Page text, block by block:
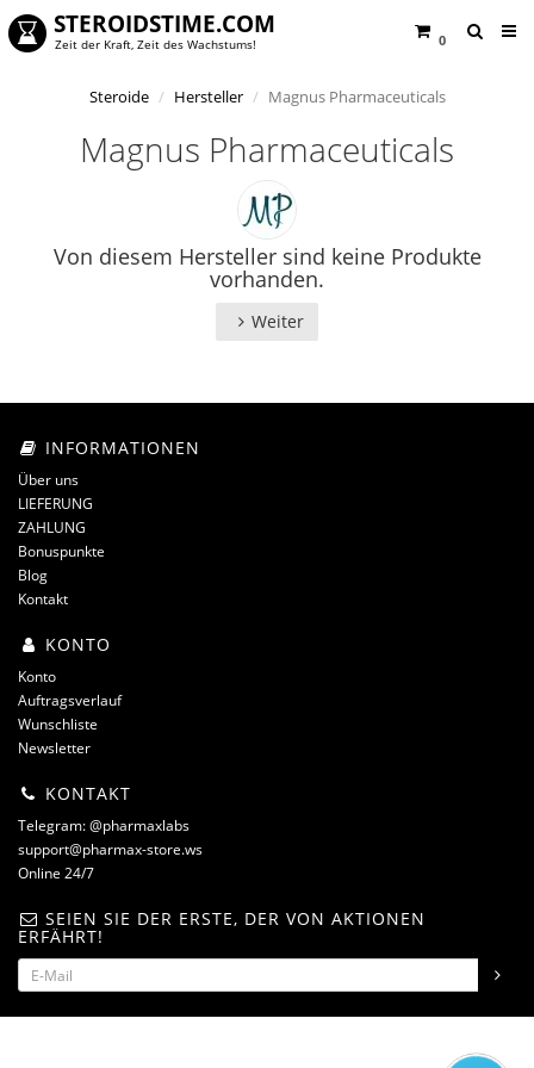
0
STEROIDSTIME.COM
Zeit der Kraft, Zeit des Wachstums!
Steroide Hersteller Magnus Pharmaceuticals
Magnus Pharmaceuticals
Von diesem Hersteller sind keine Produkte
vorhanden.
Weiter
INFORMATIONEN
Über uns
LIEFERUNG
ZAHLUNG
Bonuspunkte
Blog
Kontakt
KONTO
Konto
Auftragsverlauf
Wunschliste
Newsletter
KONTAKT
Telegram: @pharmaxlabs
support@pharmax-store.ws
Online 24/7
SEIEN SIE DER ERSTE, DER VON AKTIONEN
ERFÄHRT!